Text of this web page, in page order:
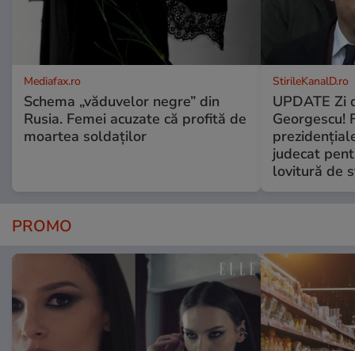
Mediafax.ro
Schema „văduvelor negre” din
Rusia. Femei acuzate că profită de
moartea soldaților
StirileKanalD.ro
UPDATE Zi
Georgescu!
judecat
lovitură de
PROMO